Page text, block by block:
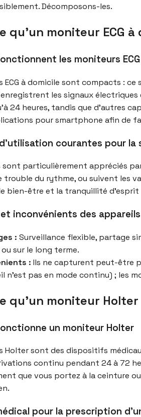
Décomposons-les.
qu’un moniteur ECG
les moniteurs
ECG à domicile sont compacts :
les signaux électriques
24 heures, tandis que d’autres
pour smartphone afin de
courantes pour la
sont particulièrement appréciés
du rythme, ou suivent les
bien-être et la tranquillité
inconvénients des appareils
: Surveillance flexible, partage
sur le long terme.
: Ils ne capturent peut-être
n’est pas en mode continu) ; les
qu’un moniteur Holter
un moniteur Holter
Holter sont des dispositifs
continu pendant 24 à 72
que vous portez à la ceinture
pour la prescription